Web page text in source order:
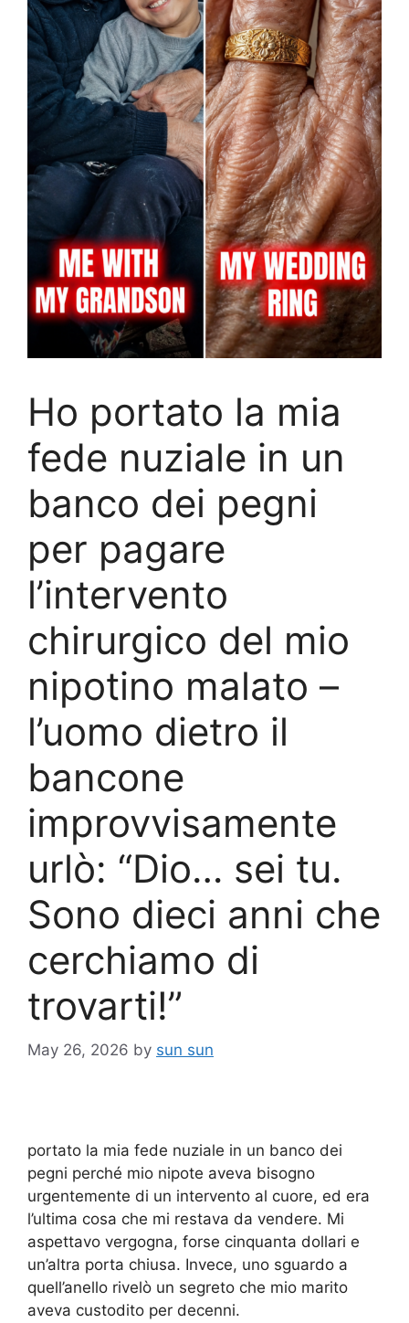
Ho portato la mia
fede nuziale in un
banco dei pegni
per pagare
l’intervento
chirurgico del mio
nipotino malato –
l’uomo dietro il
bancone
improvvisamente
urlò: “Dio… sei tu.
Sono dieci anni che
cerchiamo di
trovarti!”
May 26, 2026 by sun sun
portato la mia fede nuziale in un banco dei
pegni perché mio nipote aveva bisogno
urgentemente di un intervento al cuore, ed era
l’ultima cosa che mi restava da vendere. Mi
aspettavo vergogna, forse cinquanta dollari e
un’altra porta chiusa. Invece, uno sguardo a
quell’anello rivelò un segreto che mio marito
aveva custodito per decenni.